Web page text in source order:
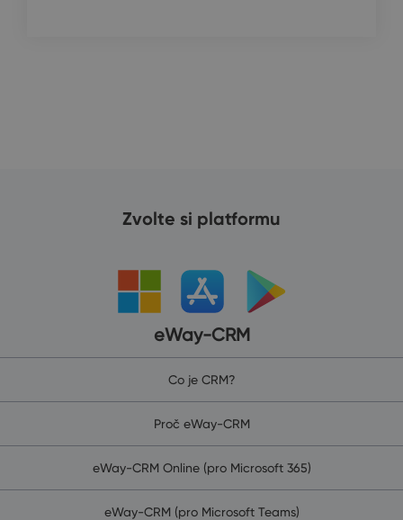
Zvolte si platformu
eWay-CRM
Co je CRM?
Proč eWay-CRM
eWay-CRM Online (pro Microsoft 365)
eWay-CRM (pro Microsoft Teams)